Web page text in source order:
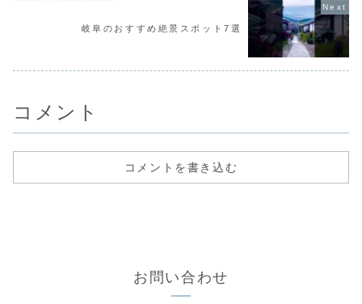
岐阜のおすすめ絶景スポット7選
コメント
コメントを書き込む
お問い合わせ